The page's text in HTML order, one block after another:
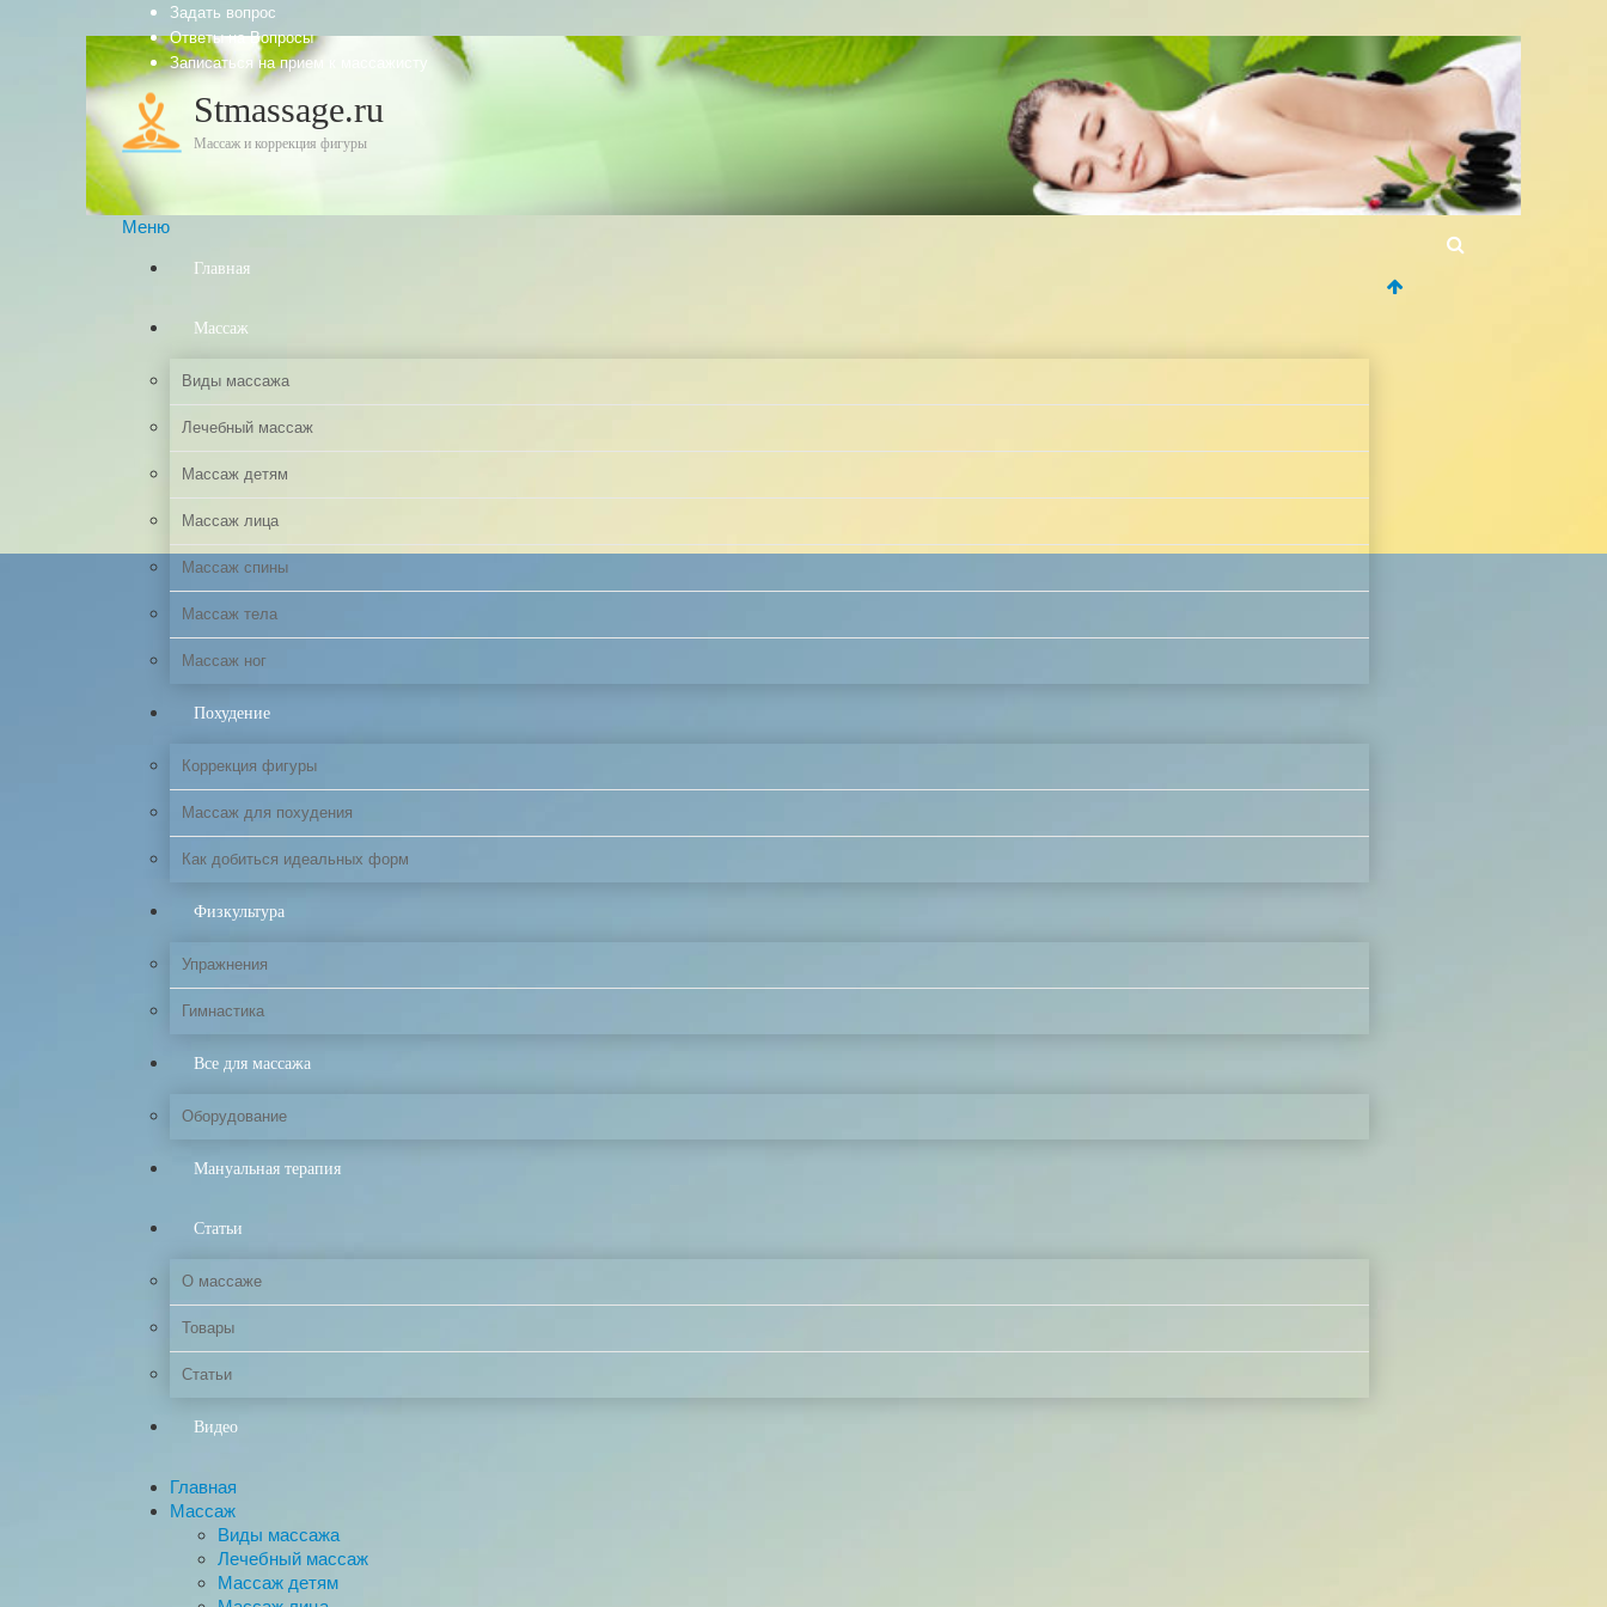
Задать вопрос
Ответы на Вопросы
Записаться на прием к массажисту
Stmassage.ru
Массаж и коррекция фигуры
Меню
Главная
Массаж
Виды массажа
Лечебный массаж
Массаж детям
Массаж лица
Массаж спины
Массаж тела
Массаж ног
Похудение
Коррекция фигуры
Массаж для похудения
Как добиться идеальных форм
Физкультура
Упражнения
Гимнастика
Все для массажа
Оборудование
Мануальная терапия
Статьи
О массаже
Товары
Статьи
Видео
Главная
Массаж
Виды массажа
Лечебный массаж
Массаж детям